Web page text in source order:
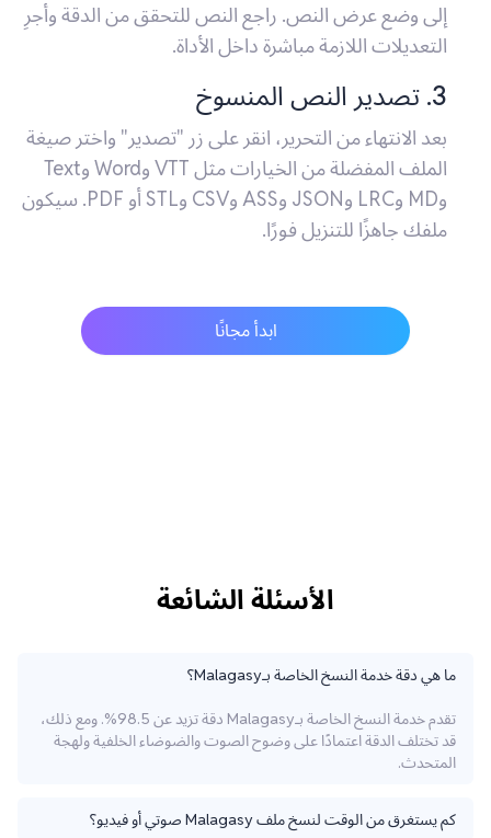
إلى وضع عرض النص. راجع النص للتحقق من الدقة وأجرِ
التعديلات اللازمة مباشرة داخل الأداة.
3. تصدير النص المنسوخ
بعد الانتهاء من التحرير، انقر على زر "تصدير" واختر صيغة
الملف المفضلة من الخيارات مثل VTT وWord وText
وMD وLRC وJSON وASS وCSV وSTL أو PDF. سيكون
ملفك جاهزًا للتنزيل فورًا.
ابدأ مجانًا
الأسئلة الشائعة
ما هي دقة خدمة النسخ الخاصة بـMalagasy؟
تقدم خدمة النسخ الخاصة بـMalagasy دقة تزيد عن 98.5%. ومع ذلك،
قد تختلف الدقة اعتمادًا على وضوح الصوت والضوضاء الخلفية ولهجة
المتحدث.
كم يستغرق من الوقت لنسخ ملف Malagasy صوتي أو فيديو؟